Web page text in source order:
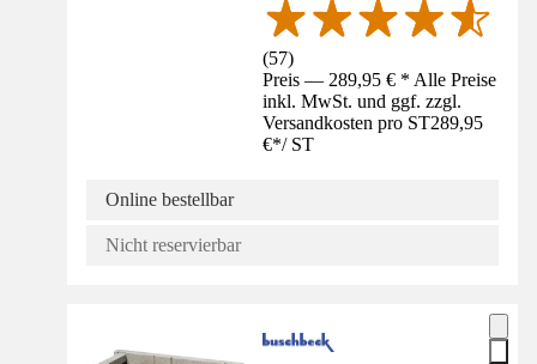
(57)
Preis — 289,95 € * Alle Preise
inkl. MwSt. und ggf. zzgl.
Versandkosten pro ST289,95
€*/ ST
Online bestellbar
Nicht reservierbar